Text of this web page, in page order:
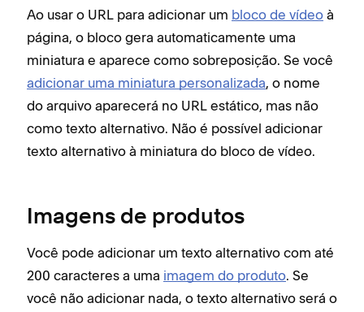
Ao usar o URL para adicionar um bloco de vídeo à
página, o bloco gera automaticamente uma
miniatura e aparece como sobreposição. Se você
adicionar uma miniatura personalizada, o nome
do arquivo aparecerá no URL estático, mas não
como texto alternativo. Não é possível adicionar
texto alternativo à miniatura do bloco de vídeo.
Imagens de produtos
Você pode adicionar um texto alternativo com até
200 caracteres a uma imagem do produto. Se
você não adicionar nada, o texto alternativo será o